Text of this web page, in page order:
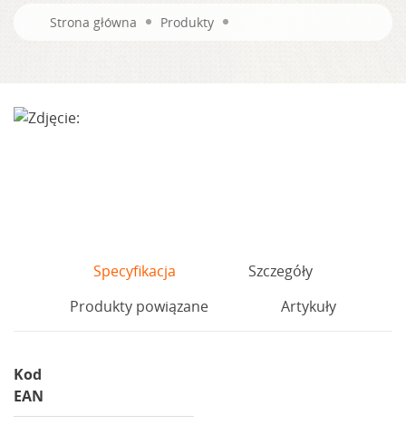
Strona główna Produkty
Specyfikacja
Szczegóły
Produkty powiązane
Artykuły
Kod
EAN